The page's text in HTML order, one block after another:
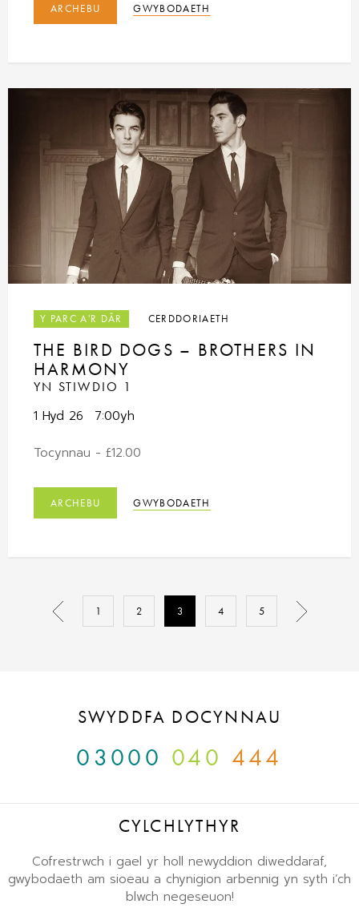
ARCHEBU GWYBODAETH
Y PARC A'R DÂR CERDDORIAETH
THE BIRD DOGS – BROTHERS IN
HARMONY
YN STIWDIO 1
1 Hyd 26 7:00yh
Tocynnau - £12.00
ARCHEBU GWYBODAETH
1 2 3 4 5
SWYDDFA DOCYNNAU
03000 040 444
CYLCHLYTHYR
Cofrestrwch i gael yr holl newyddion diweddaraf,
gwybodaeth am sioeau a chynigion arbennig yn syth i’ch
blwch negeseuon!